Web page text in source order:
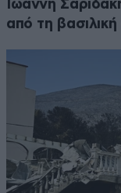
Ιωάννη
από τη βασιλική